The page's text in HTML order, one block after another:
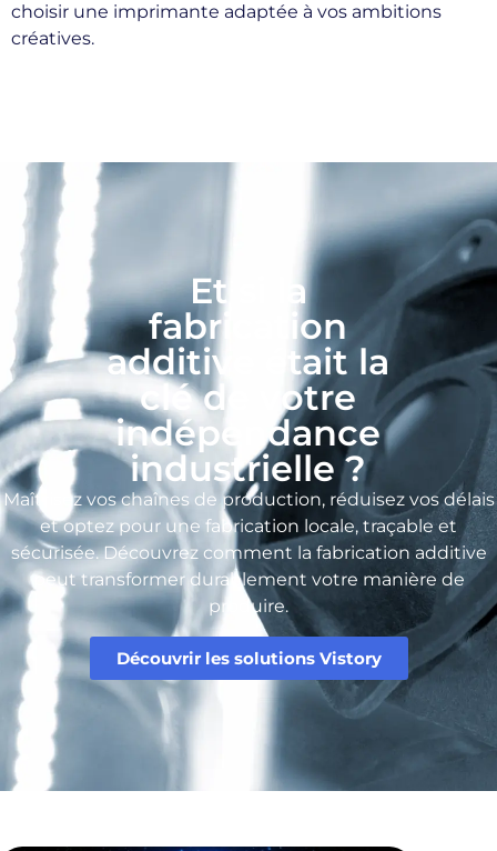
choisir une imprimante adaptée à vos ambitions
créatives.
Et si la
fabrication
additive était la
clé de votre
indépendance
industrielle ?
Maîtrisez vos chaînes de production, réduisez vos délais
et optez pour une fabrication locale, traçable et
sécurisée. Découvrez comment la fabrication additive
peut transformer durablement votre manière de
produire.
Découvrir les solutions Vistory